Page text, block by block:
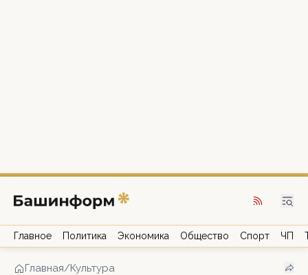
Главное Политика Экономика Общество Спорт ЧП
Главная/Культура